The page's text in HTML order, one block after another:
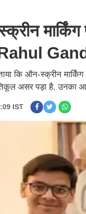
मार्किंग
Rahul
कि ऑन-स्क्रीन
असर पड़ा है. उनका
IST